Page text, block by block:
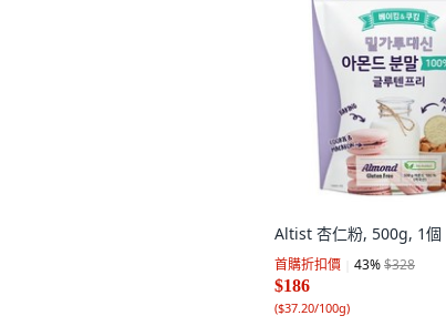
Altist 杏仁粉, 500g, 1個
首購折扣價 43%$328
$186
($37.20/100g)